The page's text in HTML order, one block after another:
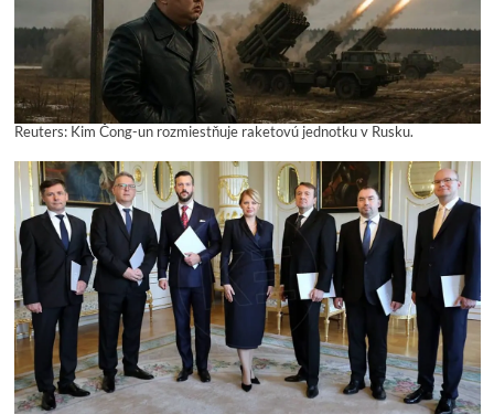
Reuters: Kim Čong-un rozmiestňuje raketovú jednotku v Rusku.